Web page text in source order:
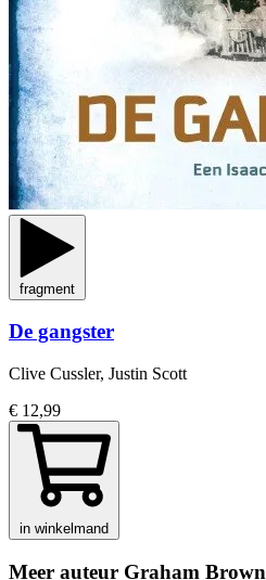
fragment
De gangster
Clive Cussler, Justin Scott
€ 12,99
in winkelmand
Meer auteur Graham Brown